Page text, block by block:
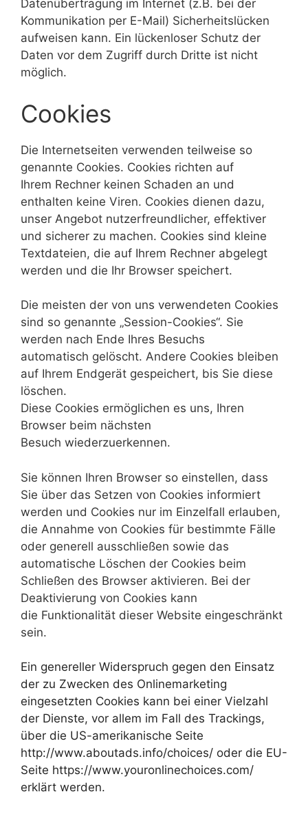
Datenübertragung im Internet (z.B. bei der
Kommunikation per E-Mail) Sicherheitslücken
aufweisen kann. Ein lückenloser Schutz der
Daten vor dem Zugriff durch Dritte ist nicht
möglich.
Cookies
Die Internetseiten verwenden teilweise so
genannte Cookies. Cookies richten auf
Ihrem Rechner keinen Schaden an und
enthalten keine Viren. Cookies dienen dazu,
unser Angebot nutzerfreundlicher, effektiver
und sicherer zu machen. Cookies sind kleine
Textdateien, die auf Ihrem Rechner abgelegt
werden und die Ihr Browser speichert.
Die meisten der von uns verwendeten Cookies
sind so genannte „Session-Cookies“. Sie
werden nach Ende Ihres Besuchs
automatisch gelöscht. Andere Cookies bleiben
auf Ihrem Endgerät gespeichert, bis Sie diese
löschen.
Diese Cookies ermöglichen es uns, Ihren
Browser beim nächsten
Besuch wiederzuerkennen.
Sie können Ihren Browser so einstellen, dass
Sie über das Setzen von Cookies informiert
werden und Cookies nur im Einzelfall erlauben,
die Annahme von Cookies für bestimmte Fälle
oder generell ausschließen sowie das
automatische Löschen der Cookies beim
Schließen des Browser aktivieren. Bei der
Deaktivierung von Cookies kann
die Funktionalität dieser Website eingeschränkt
sein.
Ein genereller Widerspruch gegen den Einsatz
der zu Zwecken des Onlinemarketing
eingesetzten Cookies kann bei einer Vielzahl
der Dienste, vor allem im Fall des Trackings,
über die US-amerikanische Seite
http://www.aboutads.info/choices/ oder die EU-
Seite https://www.youronlinechoices.com/
erklärt werden.